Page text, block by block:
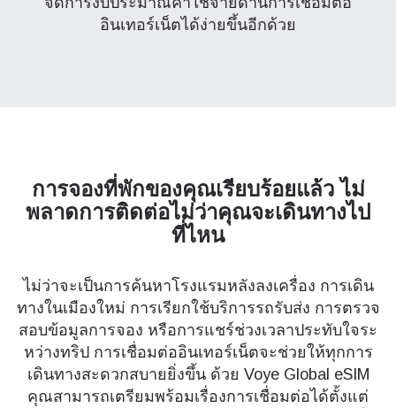
อินเทอร์เน็ตได้ง่ายขึ้นอีกด้วย
การจองที่พักของคุณเรียบร้อยแล้วไม่
พลาดการติดต่อไม่ว่าคุณจะเดินทางไป
ที่ไหน
ไม่ว่าจะเป็นการค้นหาโรงแรมหลังลงเครื่อง การเดิน
ทางในเมืองใหม่ การเรียกใช้บริการรถรับส่ง การตรวจ
สอบข้อมูลการจอง หรือการแชร์ช่วงเวลาประทับใจระ
หว่างทริป การเชื่อมต่ออินเทอร์เน็ตจะช่วยให้ทุกการ
เดินทางสะดวกสบายยิ่งขึ้น ด้วย Voye Global eSIM
คุณสามารถเตรียมพร้อมเรื่องการเชื่อมต่อได้ตั้งแต่